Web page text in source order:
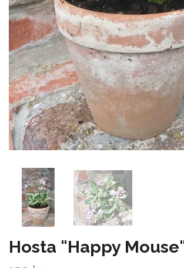
Hosta "Happy